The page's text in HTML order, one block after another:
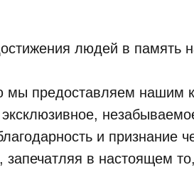
людей в память
мы предоставляем нашим
и признание
в настоящем